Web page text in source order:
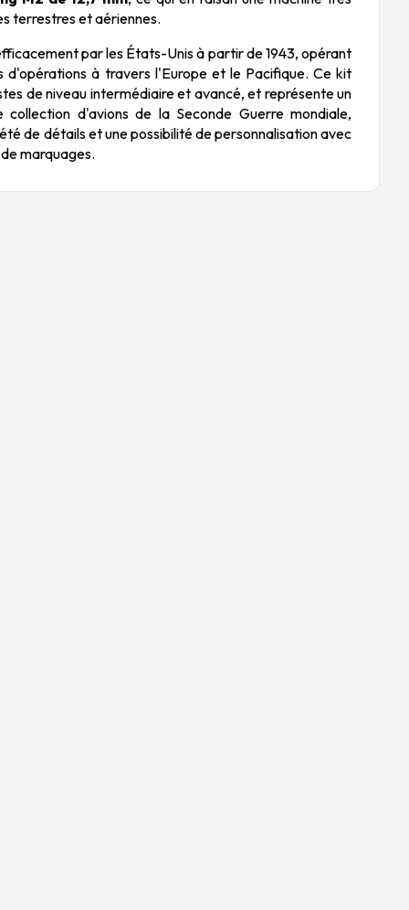
terrestres et aériennes.
par les États-Unis à partir de 1943, opérant
d'opérations à travers l'Europe et le Pacifique. Ce kit
de niveau intermédiaire et avancé, et représente un
d'avions de la Seconde Guerre mondiale,
de détails et une possibilité de personnalisation avec
marquages.